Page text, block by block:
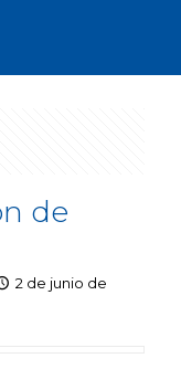
de
2 de junio de